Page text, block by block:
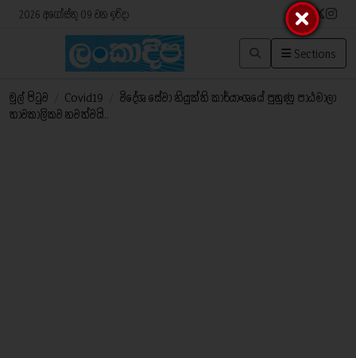
2026 අගෝස්තු 09 වන ඉරිදා
Sections
මුල් පිටුව Covid19
විදේශ සේවා නියුක්ති කාර්යාංශයේ පුහුණු පාඨමාලා
තාවකාලිකව නවත්වයි..